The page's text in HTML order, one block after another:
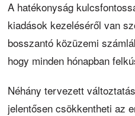
A hatékonyság
kiadások kezeléséről van
bosszantó közüzemi
hogy minden hónapban
Néhány tervezett
jelentősen csökkentheti az